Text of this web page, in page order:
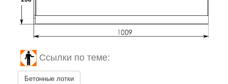
Ссылки по теме:
Бетонные лотки